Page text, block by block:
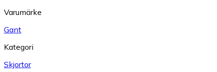
Varumärke
Gant
Kategori
Skjortor